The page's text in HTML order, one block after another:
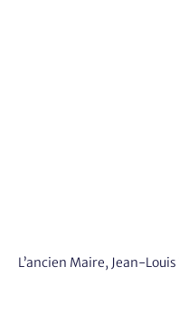
L’ancien Maire, Jean-